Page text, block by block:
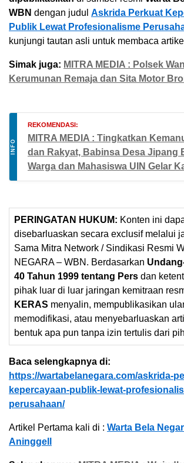
WBN dengan judul Askrida Perkuat
Publik Lewat Profesionalisme
kunjungi tautan asli untuk membaca
Simak juga: MITRA MEDIA : Polsek
Kerumunan Remaja dan Sita Motor
INFO
REKOMENDASI:
MITRA MEDIA : Tingkatkan
dan Rakyat, Babinsa Desa Jipang
Warga dan Mahasiswa UIN Gelar
PERINGATAN HUKUM: Konten ini
disebarluaskan secara exclusif melalui
Sama Mitra Network / Sindikasi Resmi
NEGARA – WBN. Berdasarkan
40 Tahun 1999 tentang Pers dan
pihak luar di luar jaringan kemitraan
KERAS menyalin, mempublikasikan
memodifikasi, atau menyebarluaskan
bentuk apa pun tanpa izin tertulis dari
Baca selengkapnya di:
https://wartabelanegara.com/askrida-
kepercayaan-publik-lewat-
perusahaan/
Artikel Pertama kali di : Warta Bela
Aninggell